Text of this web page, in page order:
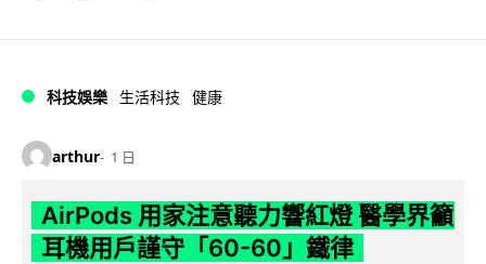
科技娛樂 生活科技 健康
arthur 1 日
AirPods 用家注意聽力響紅燈 醫學界籲
耳機用戶謹守「60-60」鐵律